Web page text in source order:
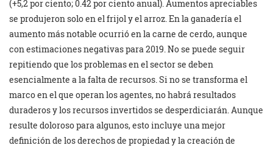
(+5,2 por ciento; 0.42 por ciento anual). Aumentos apreciables
se produjeron solo en el frijol y el arroz. En la ganadería el
aumento más notable ocurrió en la carne de cerdo, aunque
con estimaciones negativas para 2019. No se puede seguir
repitiendo que los problemas en el sector se deben
esencialmente a la falta de recursos. Si no se transforma el
marco en el que operan los agentes, no habrá resultados
duraderos y los recursos invertidos se desperdiciarán. Aunque
resulte doloroso para algunos, esto incluye una mejor
definición de los derechos de propiedad y la creación de